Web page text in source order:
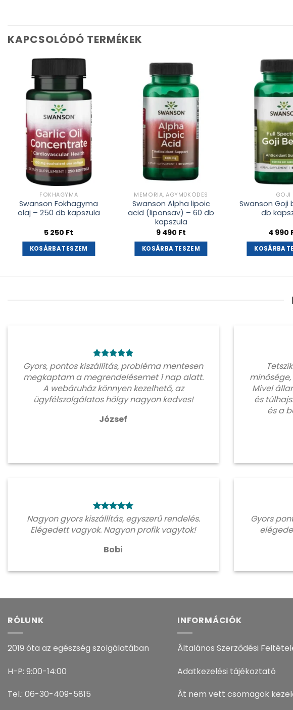
KAPCSOLÓDÓ TERMÉKEK
Kívánságlistához
adás
FOKHAGYMA
Swanson Fokhagyma
olaj – 250 db kapszula
5 250 Ft
KOSÁRBA TESZEM
Kívánságlistához
adás
MEMÓRIA, AGYMŰKÖDÉS
Swanson Alpha lipoic
acid (liponsav) – 60 db
kapszula
9 490 Ft
KOSÁRBA TESZEM
GOJI
Swanson Goji
db
4 990
KOSÁRBA
Gyors, pontos kiszállítás, probléma mentesen
megkaptam a megrendelésemet 1 nap alatt.
A webáruház könnyen kezelhető, az
ügyfélszolgálatos hölgy nagyon kedves!
József
Mivel
és
és a
Nagyon gyors kiszállítás, egyszerű rendelés.
Elégedett vagyok. Nagyon profik vagytok!
Bobi
Gyors
RÓLUNK
2019 óta az egészség szolgálatában
H-P: 9:00-14:00
Tel.: 06-30-409-5815
INFORMÁCIÓK
Általános Szerződési
Adatkezelési tájékoztató
Át nem vett csomagok